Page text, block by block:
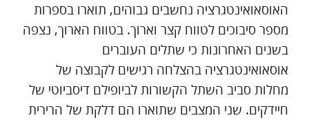
האוסאואינטגרציה נחשבים גבוהים, תוארו בספרות
מספר סיבוכים לטווח קצר וארוך. בטווח הארוך, נצפה
בשנים האחרונות כי שתלים העוברים
אוסאואינטגרציה בהצלחה רגישים לקבוצה של
מחלות סביב השתל הקשורות לביופילם דיסביוטי של
חיידקים. שני המצבים שתוארו הם דלקת של הרירית